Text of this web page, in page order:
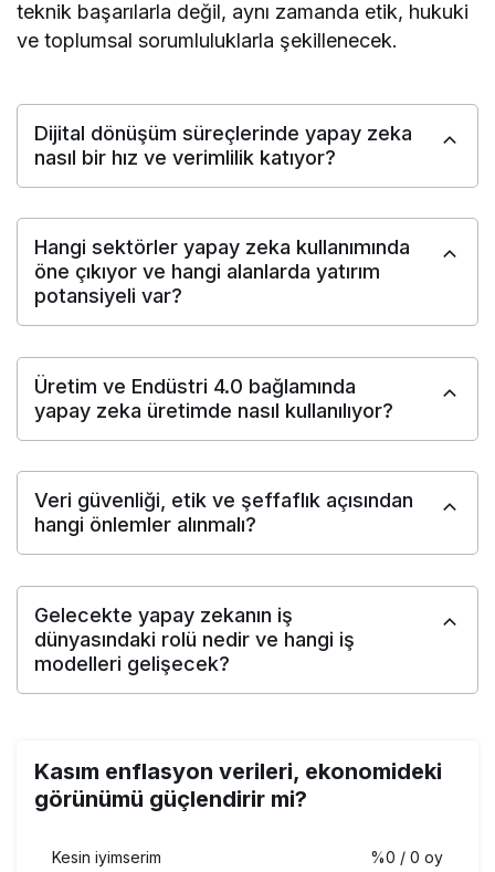
teknik başarılarla değil, aynı zamanda etik, hukuki
ve toplumsal sorumluluklarla şekillenecek.
Dijital dönüşüm süreçlerinde yapay zeka
nasıl bir hız ve verimlilik katıyor?
Hangi sektörler yapay zeka kullanımında
öne çıkıyor ve hangi alanlarda yatırım
potansiyeli var?
Üretim ve Endüstri 4.0 bağlamında
yapay zeka üretimde nasıl kullanılıyor?
Veri güvenliği, etik ve şeffaflık açısından
hangi önlemler alınmalı?
Gelecekte yapay zekanın iş
dünyasındaki rolü nedir ve hangi iş
modelleri gelişecek?
Kasım enflasyon verileri, ekonomideki
görünümü güçlendirir mi?
Kesin iyimserim %0 / 0 oy